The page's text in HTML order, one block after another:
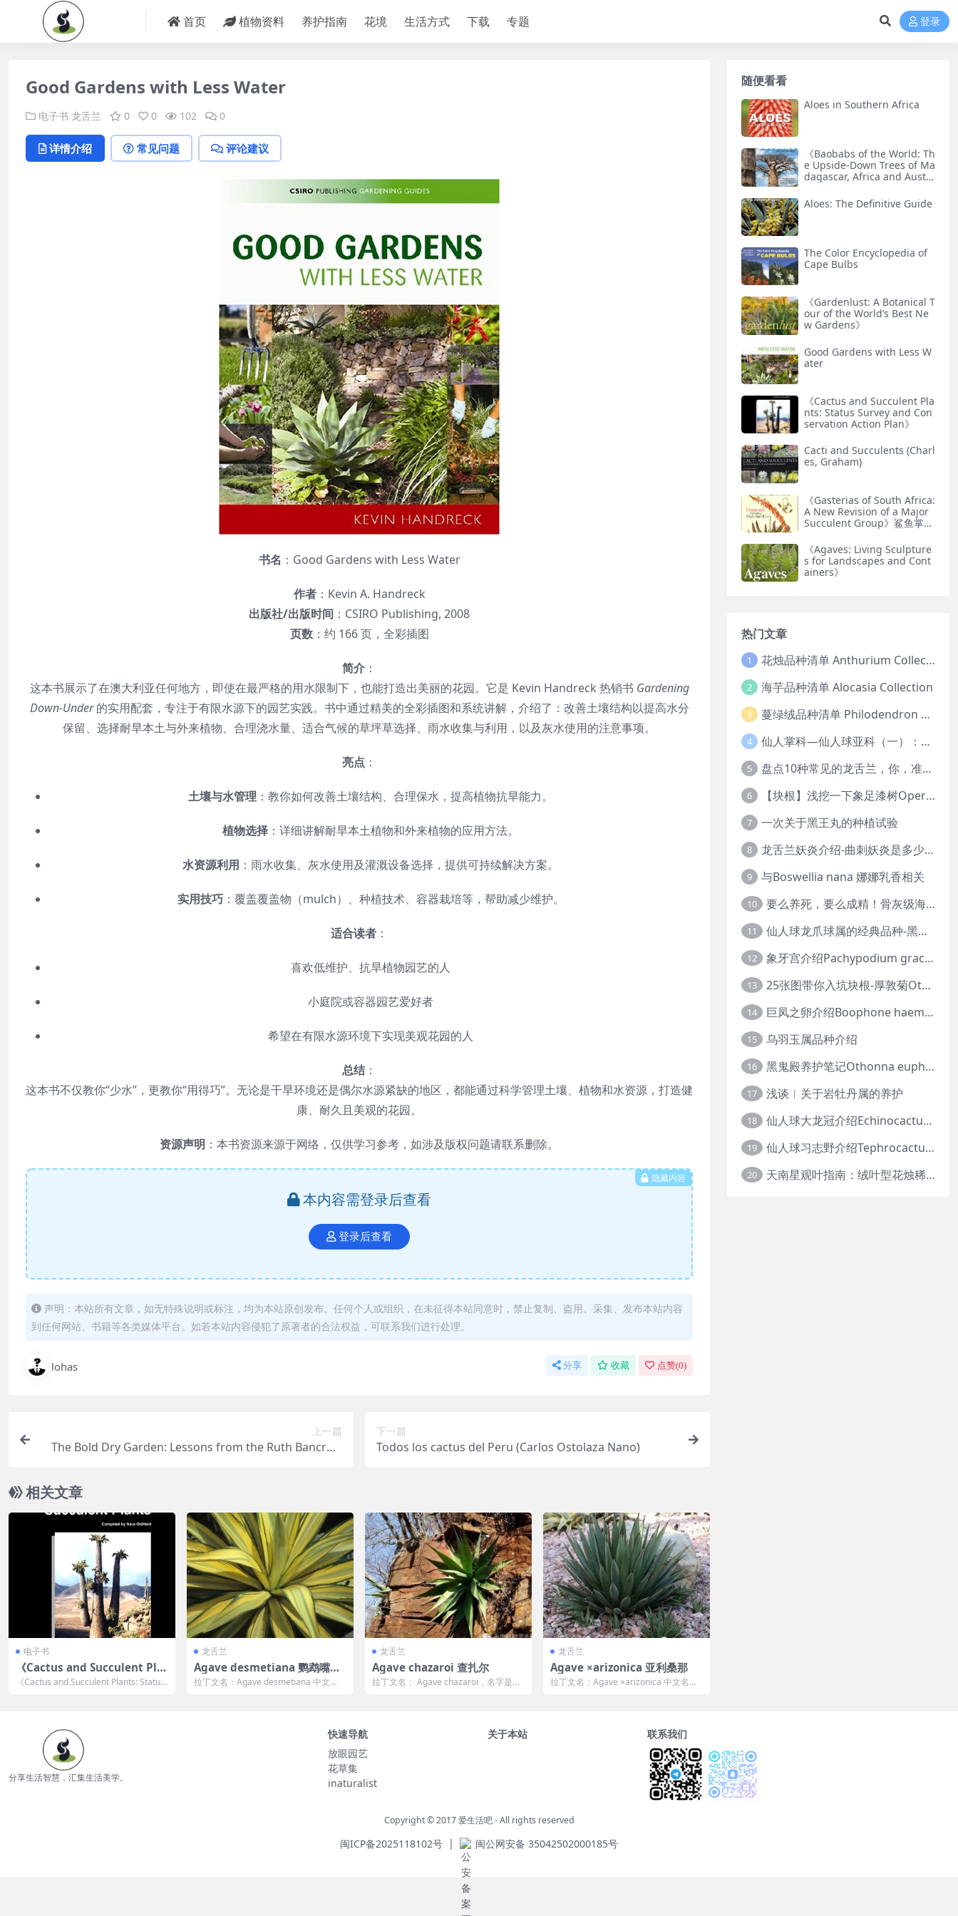
首页 植物资料 养护指南 花境 生活方式 下载 专题 登录
Good Gardens with Less Water
电子书 龙舌兰 0 0 102 0
详情介绍 常见问题 评论建议
书名 ：Good Gardens with Less Water
作者：Kevin A. Handreck
出版社/出版时间 ：CSIRO Publishing, 2008
页数：约 166 页，全彩插图
简介 ：
这本书展示了在澳大利亚任何地方，即使在最严格的用水限制下，也能打造出美丽的花园。它是 Kevin Handreck 热销书 Gardening
Down-Under的实用配套，专注于有限水源下的园艺实践。书中通过精美的全彩插图和系统讲解，介绍了：改善土壤结构以提高水分
保留、选择耐旱本土与外来植物、合理浇水量、适合气候的草坪草选择、雨水收集与利用，以及灰水使用的注意事项。
亮点 ：
土壤与水管理 ：教你如何改善土壤结构、合理保水，提高植物抗旱能力。
植物选择 ：详细讲解耐旱本土植物和外来植物的应用方法。
水资源利用 ：雨水收集、灰水使用及灌溉设备选择，提供可持续解决方案。
实用技巧：覆盖覆盖物（mulch）、种植技术、容器栽培等，帮助减少维护。
适合读者 ：
喜欢低维护、抗旱植物园艺的人
小庭院或容器园艺爱好者
希望在有限水源环境下实现美观花园的人
总结：
这本书不仅教你“少水”，更教你“用得巧”。无论是干旱环境还是偶尔水源紧缺的地区，都能通过科学管理土壤、植物和水资源，打造健
康、耐久且美观的花园。
资源声明 ：本书资源来源于网络，仅供学习参考，如涉及版权问题请联系删除。
隐藏内容
本内容需登录后查看
登录后查看
声明：本站所有文章，如无特殊说明或标注，均为本站原创发布。任何个人或组织，在未征得本站同意时，禁止复制、盗用、采集、发布本站内容
到任何网站、书籍等各类媒体平台。如若本站内容侵犯了原著者的合法权益，可联系我们进行处理。
lohas 分享 收藏 点赞(0)
上一篇
The Bold Dry Garden: Lessons from the Ruth Bancroft
下一篇
Todos los cactus del Peru (Carlos Ostolaza Nano)
相关文章
电子书
《Cactus and Succulent Pla
nts: Status Survey and Cons
《Cactus and Succulent Plants: Status
龙舌兰
Agave desmetiana 鹦鹉嘴龙
舌兰
拉丁文名：Agave desmetiana 中文
龙舌兰
Agave chazaroi 查扎尔
拉丁文名： Agave chazaroi，名字是以
龙舌兰
Agave ×arizonica 亚利桑那
拉丁文名：Agave ×arizonica 中文名：
随便看看
Aloes in Southern Africa
《Baobabs of the World: Th
e Upside-Down Trees of Ma
dagascar, Africa and Austr
Aloes: The Definitive Guide
The Color Encyclopedia of
Cape Bulbs
《Gardenlust: A Botanical T
our of the World’s Best Ne
w Gardens》
Good Gardens with Less W
ater
《Cactus and Succulent Pla
nts: Status Survey and Con
servation Action Plan》
Cacti and Succulents (Charl
es, Graham)
《Gasterias of South Africa:
A New Revision of a Major
Succulent Group》鲨鱼掌属
《Agaves: Living Sculpture
s for Landscapes and Cont
ainers》
热门文章
1 花烛品种清单 Anthurium Collection
2 海芋品种清单 Alocasia Collection
3 蔓绿绒品种清单 Philodendron Collection
4 仙人掌科—仙人球亚科（一）：岩牡丹
5 盘点10种常见的龙舌兰，你，准备好入坑了吗？
6 【块根】浅挖一下象足漆树Operculicarya pachypus
7 一次关于黑王丸的种植试验
8 龙舌兰妖炎介绍-曲刺妖炎是多少人的梦中情人？
9 与Boswellia nana 娜娜乳香相关
10 要么养死，要么成精！骨灰级海芋养护攻略
11 仙人球龙爪球属的经典品种-黑王丸系列的产地介绍
12 象牙宫介绍Pachypodium gracilius
13 25张图带你入坑块根-厚敦菊Othonna
14 巨凤之卵介绍Boophone haemanthoides
15 乌羽玉属品种介绍
16 黑鬼殿养护笔记Othonna euphorbioides
17 浅谈︱关于岩牡丹属的养护
18 仙人球大龙冠介绍Echinocactus polycephalus
19 仙人球习志野介绍Tephrocactus geometricus
20 天南星观叶指南：绒叶型花烛稀有种质 · 帝王花烛等
分享生活智慧，汇集生活美学。
快速导航
放眼园艺
花草集
inaturalist
关于本站 联系我们
Copyright © 2017爱生活吧- All rights reserved
闽ICP备2025118102号 | 闽公网安备 35042502000185号